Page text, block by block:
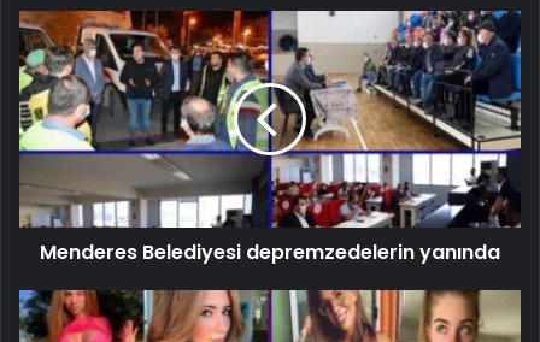
Menderes Belediyesi depremzedelerin yanında